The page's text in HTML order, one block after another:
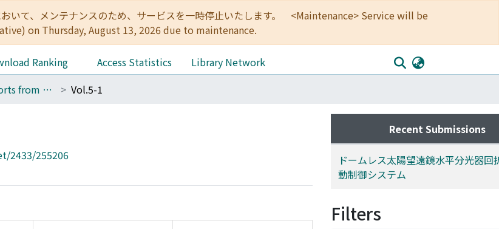
いて、メンテナンスのため、サービスを一時停止いたします。 <Maintenance> Service will be
on Thursday, August 13, 2026 due to maintenance.
Ranking Access Statistics
Library Network
Technical Reports from Kwasan and Hida Observatories Graduate School of Science, Kyoto University Vol.5-1
2433/255206
Recent Submissions
ドームレス太陽望遠鏡水平分光器回
動制御システム
Filters